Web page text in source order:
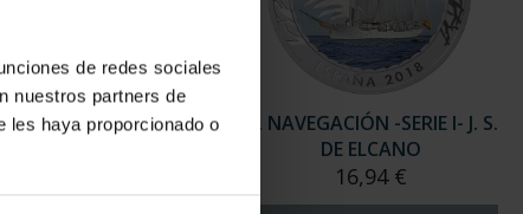
de redes sociales
nuestros partners de
les haya proporcionado o
-SERIE I-
H. NAVEGACIÓN -SERIE I- J. S.
DE ELCANO
16,94 €